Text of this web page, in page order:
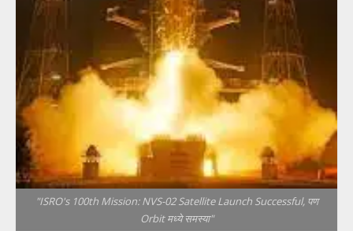
"ISRO's 100th Mission: NVS-02 Satellite Launch Successful, पण
Orbit मध्ये समस्या"